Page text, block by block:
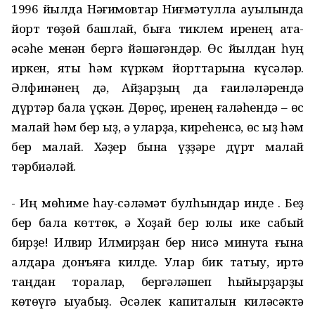
1996 йылда Нәғимовтар Ниғмәтулла ауылында
йорт төҙөй башлай, быға тиклем иренең ата-
әсәһе менән бергә йәшәгәндәр. Өс йылдан һуң
иркен, яҡты һәм күркәм йорттарына күсәләр.
Әлфинәнең дә, Айҙарҙың да ғаиләләрендә
дүртәр бала үҫкән. Дөрөҫ, иренең ғаләһендә – өс
малай һәм бер ҡыҙ, ә уларҙа, киреһенсә, өс ҡыҙ һәм
бер малай. Хәҙер бына үҙҙәре дүрт малай
тәрбиәләй.
- Иң мөһиме һау-сәләмәт булһындар инде . Беҙ
бер бала көттөк, ә Хоҙай бер юлы ике сабый
бирҙе! Илвир Илмирҙан бер нисә минутҡа ғына
алдараҡ донъяға килде. Улар бик татыу, иртә
таңдан торалар, бергәләшеп һыйырҙарҙы
көтөүгә ҡыуабыҙ. Әсәлек капиталын киләсәктә